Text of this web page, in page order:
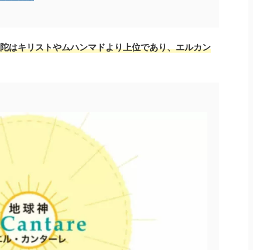
はキリストやムハンマドより上位であり、エルカン